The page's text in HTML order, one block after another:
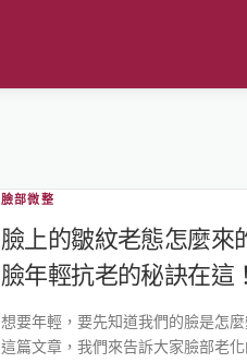
臉部微整
臉上的皺紋老態怎麼來
臉年輕抗老的秘訣在這！
想要年輕，要先知道我們的臉是怎麼
這篇文章，我們來告訴大家臉部老